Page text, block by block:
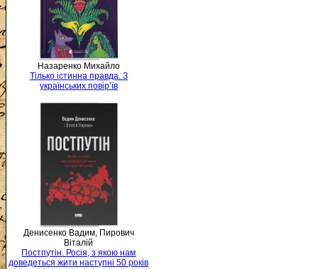
Назаренко Михайло
Тілько істинна правда. З
українських повір’їв
Денисенко Вадим, Пирович
Віталій
Постпутін. Росія, з якою нам
доведеться жити наступні 50 років